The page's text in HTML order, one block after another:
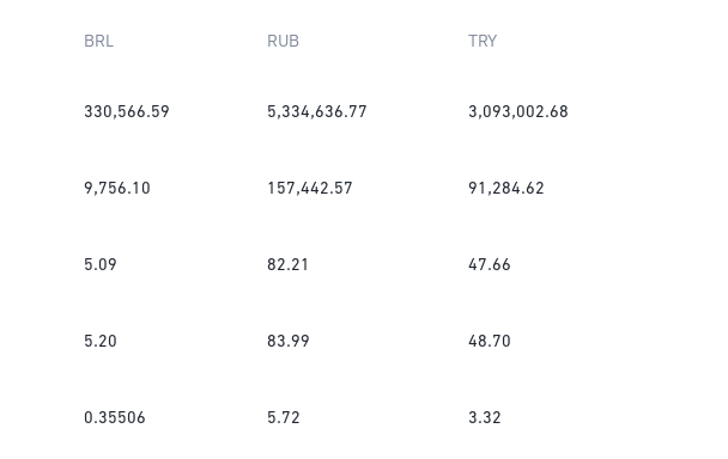
BRL RUB TRY
330,566.59 5,334,636.77 3,093,002.68
9,756.10 157,442.57 91,284.62
5.09 82.21 47.66
5.20 83.99 48.70
0.35506 5.72 3.32